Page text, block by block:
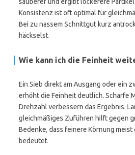
Konsistenz ist oft optimal für
Bei zu nassem Schnittgut kurz
häckselst.
Wie kann ich die Feinheit
Ein Sieb direkt am Ausgang oder ein
erhöht die Feinheit deutlich. Scharfe
Drehzahl verbessern das Ergebnis.
gleichmäßiges Zuführen hilft gegen
Bedenke, dass feinere Körnung
bedeutet.